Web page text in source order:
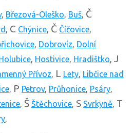
, Březová-Oleško, Buš, Č
, C Chýnice, Č Číčovice,
, Dobrovíz, Dolní
, Hostivice, Hradištko, J
Přívoz, L Lety, Libčice nad
, P Petrov, Průhonice, Psáry,
, Š Štěchovice, S Svrkyně, T
,